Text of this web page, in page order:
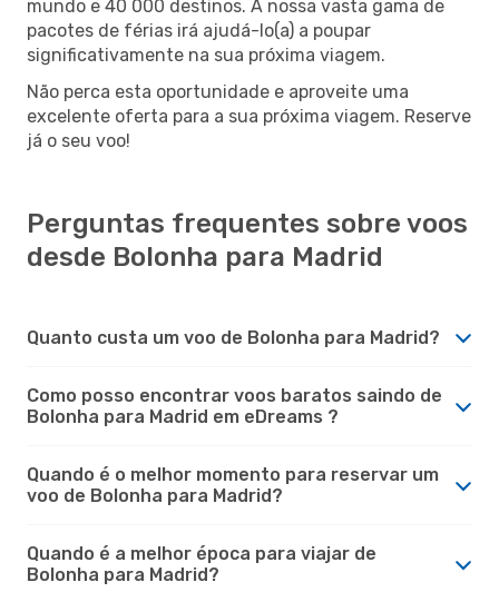
mundo e 40 000 destinos. A nossa vasta gama de
pacotes de férias irá ajudá-lo(a) a poupar
significativamente na sua próxima viagem.
Não perca esta oportunidade e aproveite uma
excelente oferta para a sua próxima viagem. Reserve
já o seu voo!
Perguntas frequentes sobre voos
desde Bolonha para Madrid
Quanto custa um voo de Bolonha para Madrid?
Como posso encontrar voos baratos saindo de
Bolonha para Madrid em eDreams ?
Quando é o melhor momento para reservar um
voo de Bolonha para Madrid?
Quando é a melhor época para viajar de
Bolonha para Madrid?